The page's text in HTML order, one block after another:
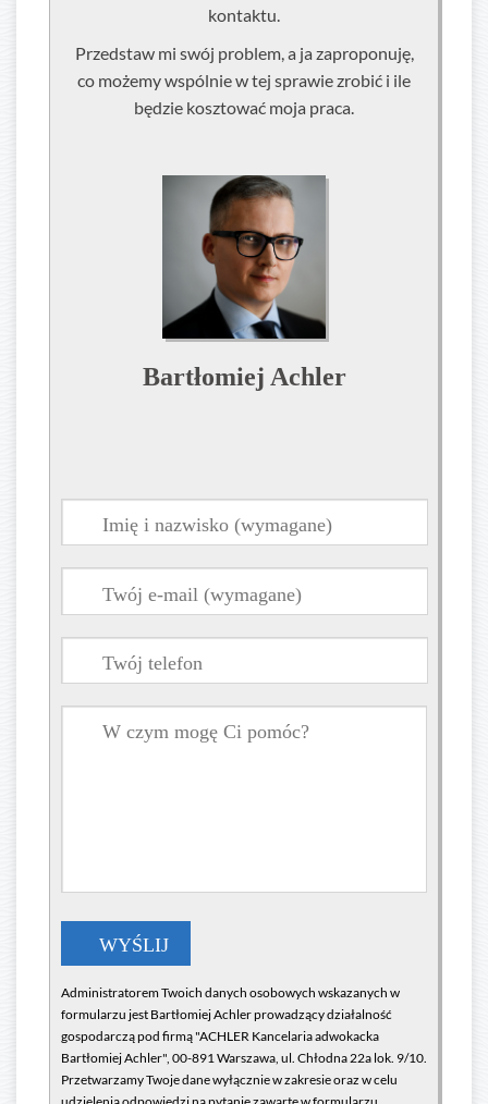
kontaktu.
Przedstaw mi swój problem, a ja zaproponuję,
co możemy wspólnie w tej sprawie zrobić i ile
będzie kosztować moja praca.
Bartłomiej Achler
Administratorem Twoich danych osobowych wskazanych w
formularzu jest Bartłomiej Achler prowadzący działalność
gospodarczą pod firmą "ACHLER Kancelaria adwokacka
Bartłomiej Achler", 00-891 Warszawa, ul. Chłodna 22a lok. 9/10.
Przetwarzamy Twoje dane wyłącznie w zakresie oraz w celu